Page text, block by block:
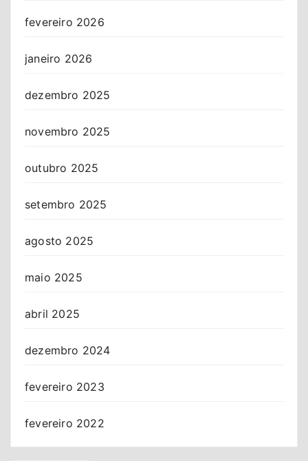
fevereiro 2026
janeiro 2026
dezembro 2025
novembro 2025
outubro 2025
setembro 2025
agosto 2025
maio 2025
abril 2025
dezembro 2024
fevereiro 2023
fevereiro 2022